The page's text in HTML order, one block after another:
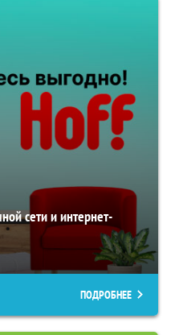
сети и интернет-
ПОДРОБНЕЕ